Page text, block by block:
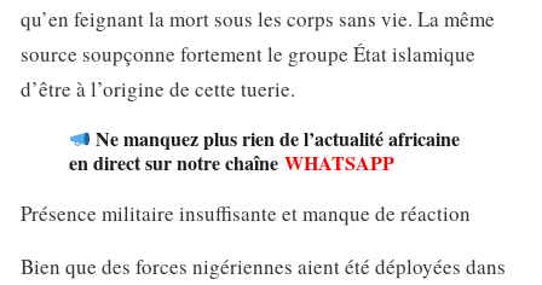
qu’en feignant la mort sous les corps sans vie. La même
source soupçonne fortement le groupe État islamique
d’être à l’origine de cette tuerie.
Ne manquez plus rien de l’actualité africaine
en direct sur notre chaîne WHATSAPP
Présence militaire insuffisante et manque de réaction
Bien que des forces nigériennes aient été déployées dans